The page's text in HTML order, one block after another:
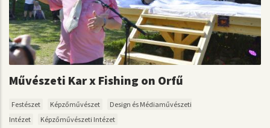
Művészeti Kar x Fishing on Orfű
Festészet Képzőművészet
Design és Médiaművészeti
Intézet
Képzőművészeti Intézet